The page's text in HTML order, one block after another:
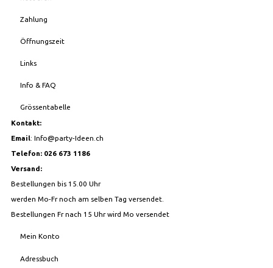
Zahlung
Öffnungszeit
Links
Info & FAQ
Grössentabelle
Kontakt:
Email: Info@party-Ideen.ch
Telefon: 026 673 1186
Versand:
Bestellungen bis 15.00 Uhr
werden Mo-Fr noch am selben Tag versendet.
Bestellungen Fr nach 15 Uhr wird Mo versendet
Mein Konto
Adressbuch